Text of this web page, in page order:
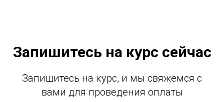
Запишитесь на курс сейчас
Запишитесь на курс, и мы свяжемся с
вами для проведения оплаты